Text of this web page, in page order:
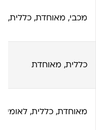
מכבי, מאוחדת, כללית,
כללית, מאוחדת
מאוחדת, כללית, לאומית